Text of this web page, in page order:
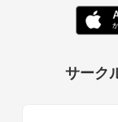
* 経験者の方：バス
もできる人が好まし
* 地方から出てきた
サーク